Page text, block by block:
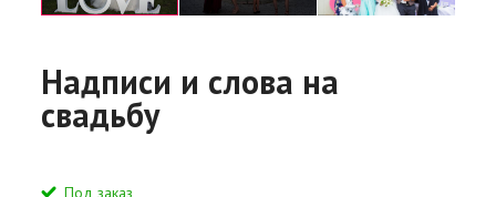
Надписи и слова на
свадьбу
Под заказ